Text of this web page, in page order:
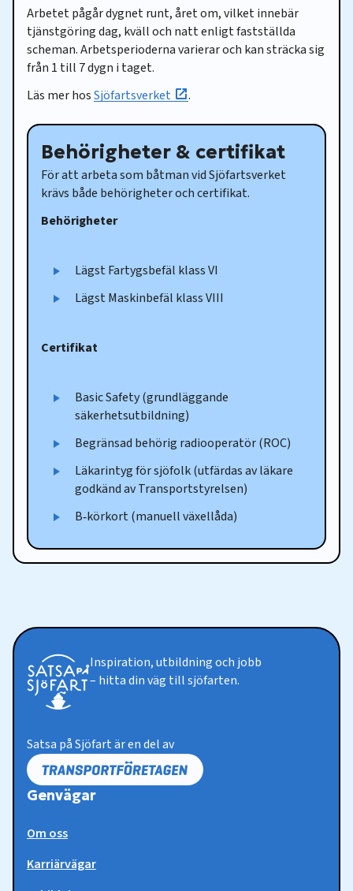
Arbetet pågår dygnet runt, året om, vilket innebär
tjänstgöring dag, kväll och natt enligt fastställda
scheman. Arbetsperioderna varierar och kan sträcka sig
från 1 till 7 dygn i taget.
Läs mer hosSjöfartsverket .
Behörigheter & certifikat
För att arbeta som båtman vid Sjöfartsverket
krävs både behörigheter och certifikat.
Behörigheter
Lägst Fartygsbefäl klass VI
Lägst Maskinbefäl klass VIII
Certifikat
Basic Safety (grundläggande
säkerhetsutbildning)
Begränsad behörig radiooperatör (ROC)
Läkarintyg för sjöfolk (utfärdas av läkare
godkänd av Transportstyrelsen)
B‑körkort (manuell växellåda)
Inspiration, utbildning och jobb
– hitta din väg till sjöfarten.
Satsa på Sjöfart är en del av
Genvägar
Om oss
Karriärvägar